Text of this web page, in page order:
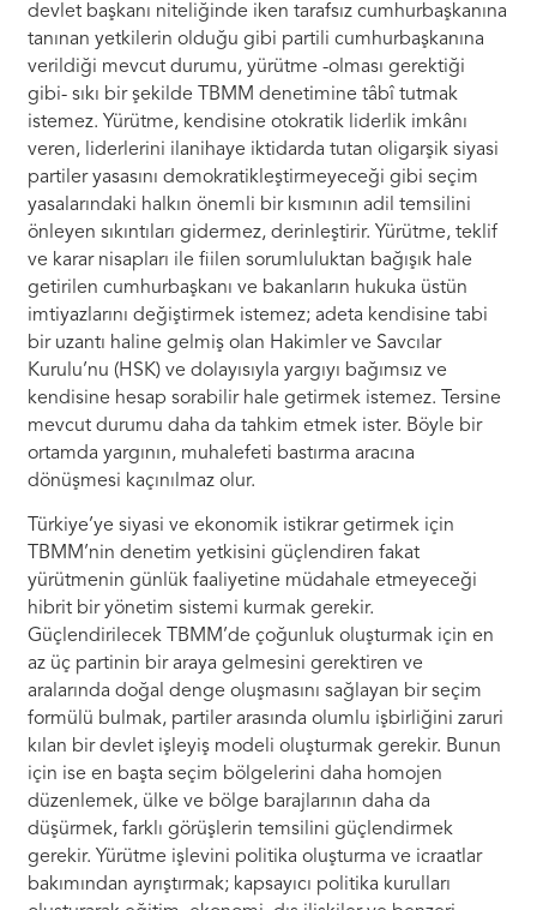
devlet başkanı niteliğinde iken tarafsız cumhurbaşkanına
tanınan yetkilerin olduğu gibi partili cumhurbaşkanına
verildiği mevcut durumu, yürütme -olması gerektiği
gibi- sıkı bir şekilde TBMM denetimine tâbî tutmak
istemez. Yürütme, kendisine otokratik liderlik imkânı
veren, liderlerini ilanihaye iktidarda tutan oligarşik siyasi
partiler yasasını demokratikleştirmeyeceği gibi seçim
yasalarındaki halkın önemli bir kısmının adil temsilini
önleyen sıkıntıları gidermez, derinleştirir. Yürütme, teklif
ve karar nisapları ile fiilen sorumluluktan bağışık hale
getirilen cumhurbaşkanı ve bakanların hukuka üstün
imtiyazlarını değiştirmek istemez; adeta kendisine tabi
bir uzantı haline gelmiş olan Hakimler ve Savcılar
Kurulu’nu (HSK) ve dolayısıyla yargıyı bağımsız ve
kendisine hesap sorabilir hale getirmek istemez. Tersine
mevcut durumu daha da tahkim etmek ister. Böyle bir
ortamda yargının, muhalefeti bastırma aracına
dönüşmesi kaçınılmaz olur.
Türkiye’ye siyasi ve ekonomik istikrar getirmek için
TBMM’nin denetim yetkisini güçlendiren fakat
yürütmenin günlük faaliyetine müdahale etmeyeceği
hibrit bir yönetim sistemi kurmak gerekir.
Güçlendirilecek TBMM’de çoğunluk oluşturmak için en
az üç partinin bir araya gelmesini gerektiren ve
aralarında doğal denge oluşmasını sağlayan bir seçim
formülü bulmak, partiler arasında olumlu işbirliğini zaruri
kılan bir devlet işleyiş modeli oluşturmak gerekir. Bunun
için ise en başta seçim bölgelerini daha homojen
düzenlemek, ülke ve bölge barajlarının daha da
düşürmek, farklı görüşlerin temsilini güçlendirmek
gerekir. Yürütme işlevini politika oluşturma ve icraatlar
bakımından ayrıştırmak; kapsayıcı politika kurulları